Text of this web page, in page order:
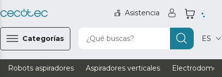
Asistencia
Categorías ¿Qué buscas? ES
Robots aspiradores Aspiradores verticales